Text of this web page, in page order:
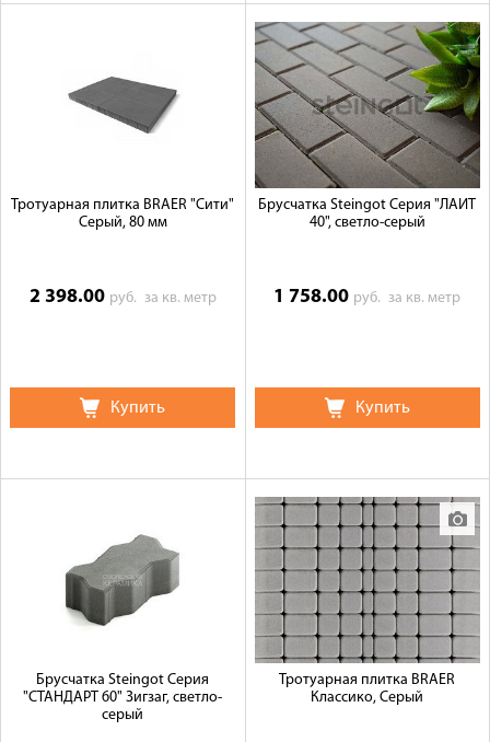
Тротуарная плитка BRAER "Сити"
Серый, 80 мм
2 398.00 руб. за кв. метр
Купить
Брусчатка Steingot Серия "ЛАЙТ
40", светло-серый
1 758.00 руб.за кв. метр
Купить
Брусчатка Steingot Серия
"СТАНДАРТ 60" Зигзаг, светло-
серый
Тротуарная плитка BRAER
Классико, Серый